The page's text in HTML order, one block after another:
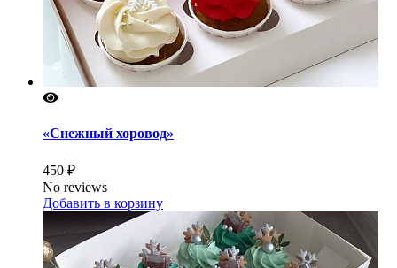
«Снежный хоровод»
450 ₽
No reviews
Добавить в корзину